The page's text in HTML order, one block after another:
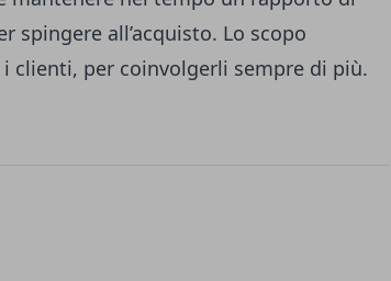
spingere all’acquisto. Lo scopo
clienti, per coinvolgerli sempre di più.